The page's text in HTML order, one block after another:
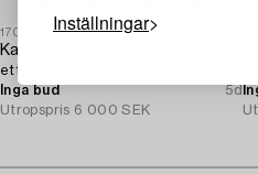
Inställningar
1706420
Kandelabrar,
ett par, sent 1800-tal.
Inga bud
5d
Utropspris 6 000 SEK